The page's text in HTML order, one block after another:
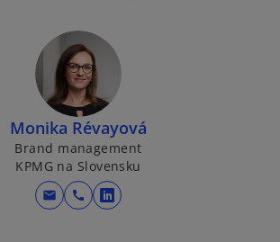
Monika Révayová
Brand management
KPMG na Slovensku
mail call
o